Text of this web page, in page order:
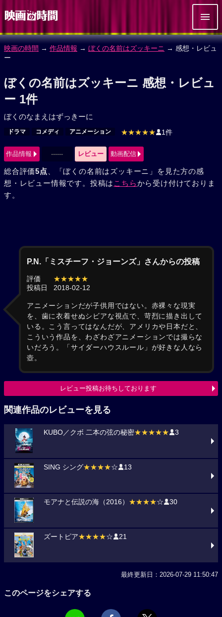
映画の時間 → 作品情報 → ぼくの名前はズッキーニ → 感想・レビュ
ー
ぼくの名前はズッキーニ 感想・レビュ
ー 1件
ぼくのなまえはずっきーに
ドラマ コメディ アニメーション ★★★★★ 1件
作品情報 ------ レビュー 動画配信
総合評価5点 、「ぼくの名前はズッキーニ」を見た方の感
想・レビュー情報です。投稿は こちらから受け付けておりま
す。
P.N.「ミスチーフ・ジョーンズ」さんからの投稿
評価
★★★★★
投稿日
2018-02-12
アニメーションだが子供用ではない。赤裸々な現実
を、歯に衣着せぬシビアな視点で、苛烈に描き出して
いる。こう言ってはなんだが、アメリカや日本だと、
こういう作品を、わざわざアニメーションでは撮らな
いだろう。「サイダーハウスルール」が好きな人なら
壺。
レビュー投稿お待ちしております
関連作品のレビューを見る
KUBO／クボ 二本の弦の秘密★★★★★ 3
SING シング★★★★☆ 13
モアナと伝説の海（2016） ★★★★☆ 30
ズートピア★★★★☆ 21
最終更新日：2026-07-29 11:50:47
このページをシェアする